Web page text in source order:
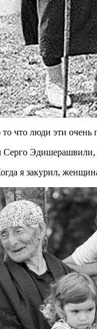
что люди эти очень
Эдишерашвили,
я закурил,